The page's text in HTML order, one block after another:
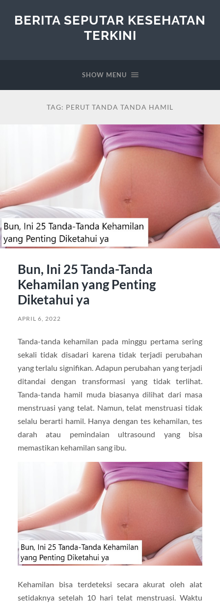
BERITA SEPUTAR KESEHATAN
TERKINI
SHOW MENU
TAG: PERUT TANDA TANDA HAMIL
Bun, Ini 25 Tanda-Tanda
Kehamilan yang Penting
Diketahui ya
APRIL 6, 2022
Tanda-tanda kehamilan pada minggu pertama sering
sekali tidak disadari karena tidak terjadi perubahan
yang terlalu signifikan. Adapun perubahan yang terjadi
ditandai dengan transformasi yang tidak terlihat.
Tanda-tanda hamil muda biasanya dilihat dari masa
menstruasi yang telat. Namun, telat menstruasi tidak
selalu berarti hamil. Hanya dengan tes kehamilan, tes
darah atau pemindaian ultrasound yang bisa
memastikan kehamilan sang ibu.
Kehamilan bisa terdeteksi secara akurat oleh alat
setidaknya setelah 10 hari telat menstruasi. Waktu